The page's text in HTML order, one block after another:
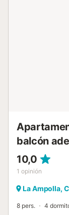
balcón
10,0
1 opinión
La Ampolla,
8 pers. 4